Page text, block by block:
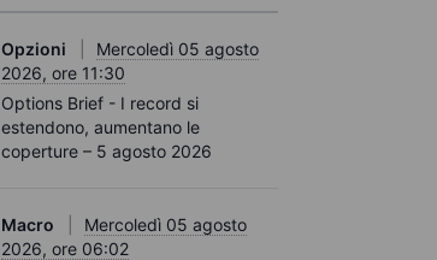
Opzioni
Mercoledì 05 agosto
2026, ore 11:30
Options Brief - I record si
estendono, aumentano le
coperture – 5 agosto 2026
Macro
Mercoledì 05 agosto
2026, ore 06:02